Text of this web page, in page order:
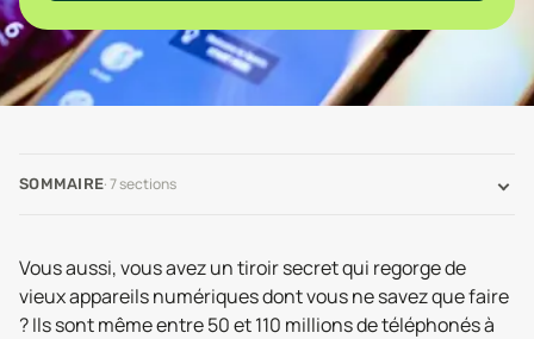
SOMMAIRE·7sections
Vous aussi, vous avez un tiroir secret qui regorge de
vieux appareils numériques dont vous ne savez que faire
? Ils sont même entre 50 et 110 millions de téléphonés à